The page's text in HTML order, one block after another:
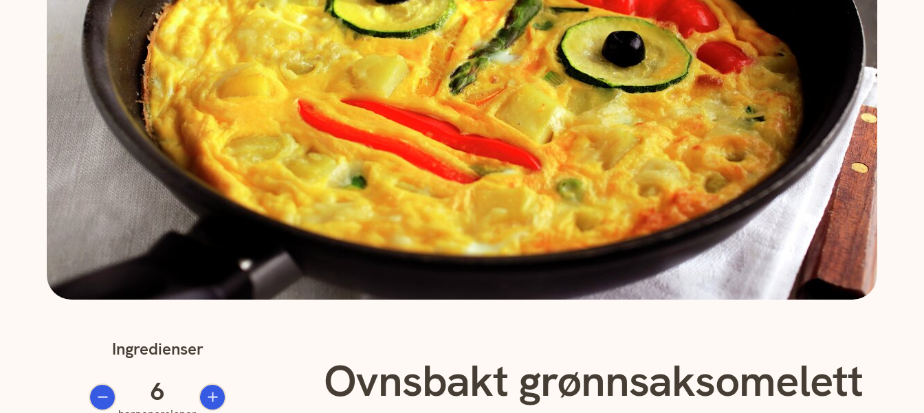
Ingredienser
Trekk fra en porsjon
Antall barneporsjoner
Legg til en porsjon Ovnsbakt grønnsaksomelett